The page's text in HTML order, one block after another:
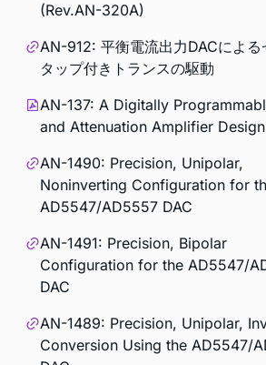
(Rev.AN-320A)
AN-912: 平衡電流出力DACによる
タップ付きトランスの駆動
AN-137: A Digitally
and Attenuation Amplifier Design
AN-1490: Precision, Unipolar,
Noninverting Configuration for
AD5547/AD5557 DAC
AN-1491: Precision, Bipolar
Configuration for the AD5547/
DAC
AN-1489: Precision, Unipolar,
Conversion Using the AD5547/